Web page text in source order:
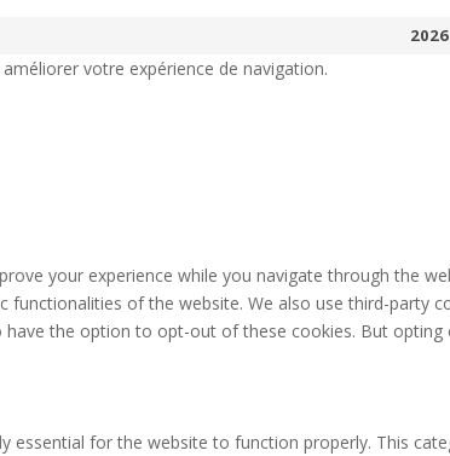
votre expérience de navigation.
your experience while you navigate through the
functionalities of the website. We also use third-party
have the option to opt-out of these cookies. But
essential for the website to function properly. This